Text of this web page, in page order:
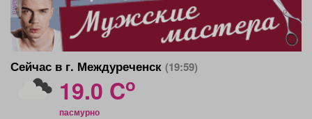
Сейчас в г. Междуреченск (19:59)
19.0 Co
пасмурно